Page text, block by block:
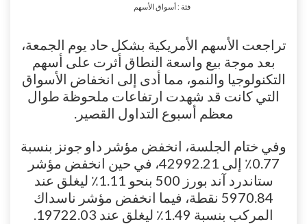
فئة : أسواق الأسهم
تراجعت الأسهم الأمريكية بشكل حاد يوم الجمعة،
بعد موجة بيع واسعة النطاق أثرت على أسهم
التكنولوجيا والنمو، مما أدى إلى انخفاض الأسواق
التي كانت قد شهدت ارتفاعات ملحوظة طوال
معظم أسبوع التداول القصير.
وفي ختام الجلسة، انخفض مؤشر داو جونز بنسبة
0.77٪ إلى 42992.21، في حين انخفض مؤشر
ستاندرد آند بورز 500 بنحو 1.11٪ ليغلق عند
5970.84 نقطة، فيما انخفض مؤشر ناسداك
المركب بنسبة 1.49٪ ليغلق عند 19722.03.